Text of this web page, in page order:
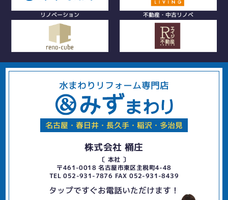
リノベーション 不動産・中古リノベ
水まわりリフォーム専門店
名古屋・春日井・長久手・稲沢・多治見
株式会社 桶庄
〔 本社 〕
〒461-0018 名古屋市東区主税町4-48
TEL 052-931-7876 FAX 052-931-8439
タップですぐお電話いただけます！